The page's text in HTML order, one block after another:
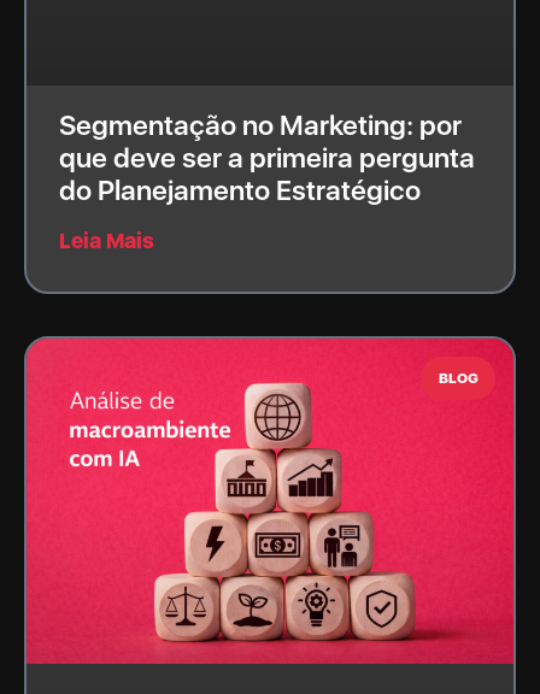
Segmentação no Marketing: por
que deve ser a primeira pergunta
do Planejamento Estratégico
Leia Mais
BLOG